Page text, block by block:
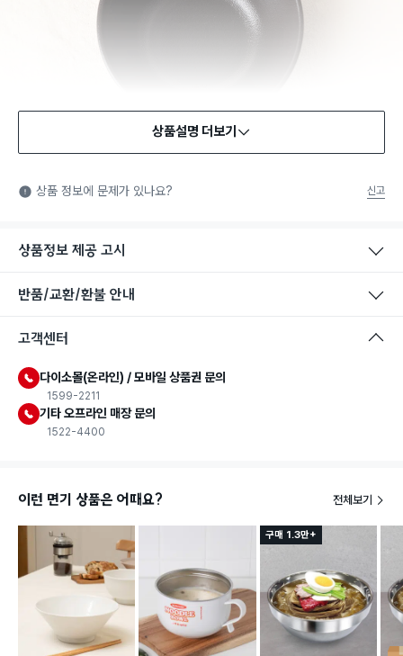
식품용 기구: 식품위생법에서 정한 규격에 따라 제조되어 식품 또
는 식품첨가물에 사용할 수 있는 식품용기구라는 표시입니다.
상품설명 더보기
상품 정보에 문제가 있나요? 신고
상품정보 제공 고시
반품/교환/환불 안내
고객센터
다이소몰(온라인) / 모바일 상품권 문의
1599-2211
기타 오프라인 매장 문의
1522-4400
이런 면기 상품은 어때요? 전체보기
구매 1.3만+